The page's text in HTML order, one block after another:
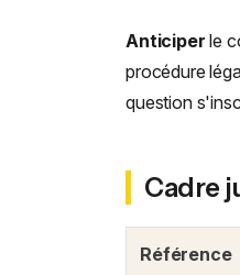
Anticiper le
procédure
question
Cadre
Référence